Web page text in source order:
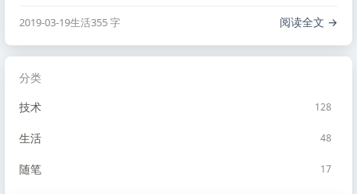
分类
技术
128
生活 48
随笔 17
的服务给做了起来，后来的很多东西都是第一次尝试，学习
2019-03-19生活355 字 阅读全文